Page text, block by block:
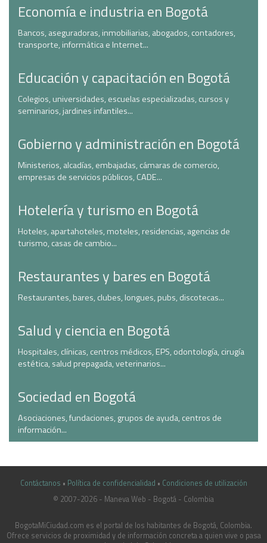
Economía e industria en Bogotá
Bancos, aseguradoras, inmobiliarias, abogados, contadores,
transporte, informática e Internet...
Educación y capacitación en Bogotá
Colegios, universidades, escuelas especializadas, cursos y
seminarios, jardines infantiles...
Gobierno y administración en Bogotá
Ministerios, alcadías, embajadas, cámaras de comercio,
empresas de servicios públicos, CADE...
Hotelería y turismo en Bogotá
Hoteles, apartahoteles, moteles, residencias, agencias de
turismo, casas de cambio...
Restaurantes y bares en Bogotá
Restaurantes, bares, clubes, longues, pubs, discotecas...
Salud y ciencia en Bogotá
Hospitales, clínicas, centros médicos, EPS, odontología, cirugía
estética, salud prepagada, veterinarios...
Sociedad en Bogotá
Asociaciones, fundaciones, grupos de ayuda, centros de
información...
Contáctanos • Política de confidencialidad • Condiciones de utilización
© 2007-2026 - Maneva Web - Bogotá - Colombia
casinoluck.ca
BogotaMiCiudad.com es el portal de los habitantes de Bogotá, Colombia.
Ofrece servicios de proximidad y de información concreta a quien vive o pasa